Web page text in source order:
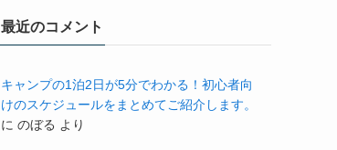
最近のコメント
キャンプの1泊2日が5分でわかる！初心者向
けのスケジュールをまとめてご紹介します。
に のぼる より